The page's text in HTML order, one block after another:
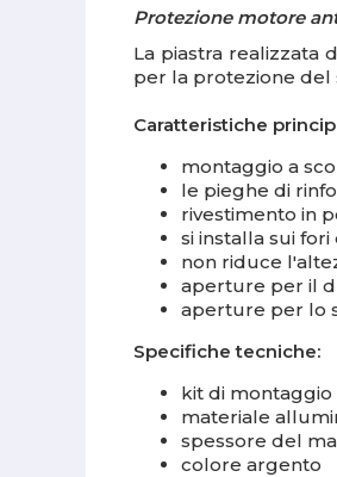
Protezione motore
La piastra realizzata
per la protezione del
Caratteristiche
montaggio a
le pieghe di
rivestimento in
si installa sui
non riduce
aperture per il
aperture per lo
Specifiche tecniche:
kit di montaggio
materiale
spessore del
colore argento